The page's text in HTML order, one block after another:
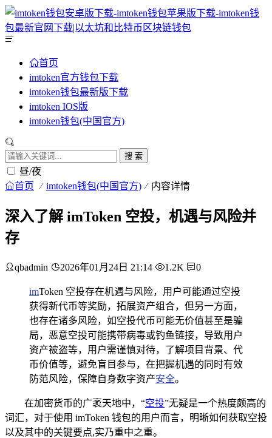
首页
imtoken官方钱包下载
imtoken钱包最新版下载
imtoken IOS版
imtoken钱包(中国官方)
搜 索
昼/夜
首页 imtoken钱包(中国官方) 内容详情
深入了解 imToken 空投，机遇与风险并
存
qbadmin 2026年01月24日 21:14 1.2K 0
imToken 空投存在机遇与风险，用户可能通过空投
获得新代币等奖励，拓展资产组合，但另一方面，
也存在诸多风险，如空投代币可能无价值甚至是骗
局，恶意空投可能携带病毒或钓鱼链接，导致用户
资产被盗等，用户需谨慎对待，了解项目背景、代
币价值等，避免盲目参与，在把握机遇的同时有效
防范风险，保障自身数字资产安全。
在加密货币的广袤天地中，“空投”无疑是一个热度颇高的
词汇，对于使用 imToken 钱包的用户而言，明晰如何获取空投
以及其中的关键要点,实乃重中之重。